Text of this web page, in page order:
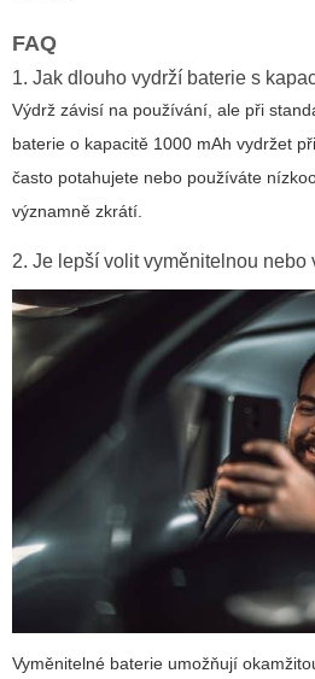
FAQ
1. Jak dlouho vydrží baterie s
Výdrž závisí na používání, ale při
baterie o kapacitě 1000 mAh vydržet
často potahujete nebo používáte
významně zkrátí.
2. Je lepší volit vyměnitelnou nebo
Vyměnitelné baterie umožňují